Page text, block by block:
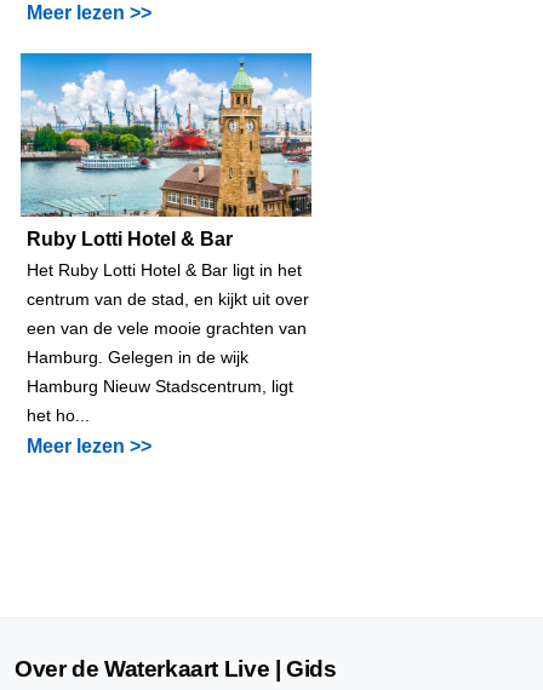
Meer lezen >>
Ruby Lotti Hotel & Bar
Het Ruby Lotti Hotel & Bar ligt in het
centrum van de stad, en kijkt uit over
een van de vele mooie grachten van
Hamburg. Gelegen in de wijk
Hamburg Nieuw Stadscentrum, ligt
het ho...
Meer lezen >>
Over de Waterkaart Live | Gids